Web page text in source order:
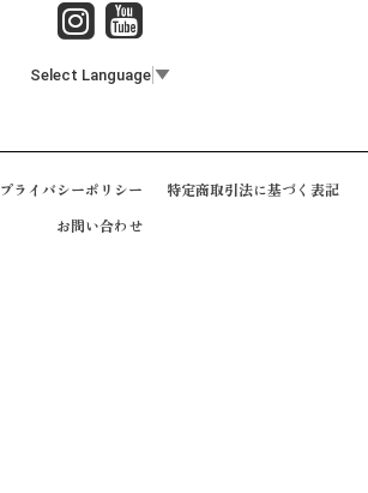
Select Language ▼
プライバシーポリシー 特定商取引法に基づく表記
お問い合わせ